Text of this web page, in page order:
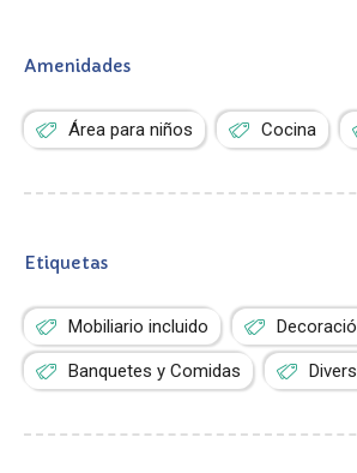
Amenidades
Área para niños Cocina
Etiquetas
Mobiliario incluido
Banquetes y Comidas